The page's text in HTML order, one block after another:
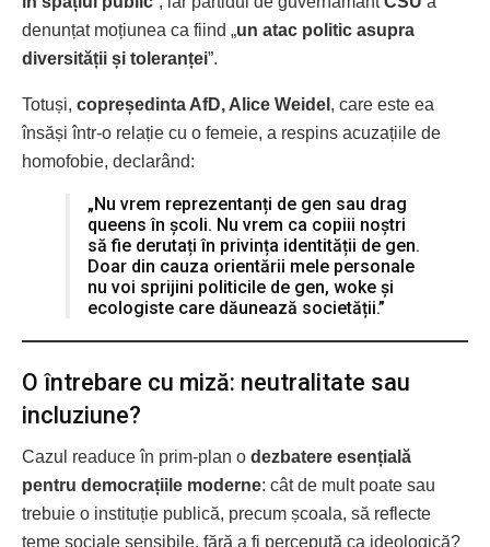
denunțat moțiunea ca fiind „un atac politic asupra
diversității și toleranței”.
Totuși, copreședinta AfD, Alice Weidel , care este ea
însăși într-o relație cu o femeie, a respins acuzațiile de
homofobie, declarând:
„Nu vrem reprezentanți de gen sau drag
queens în școli. Nu vrem ca copiii noștri
să fie derutați în privința identității de gen.
Doar din cauza orientării mele personale
nu voi sprijini politicile de gen, woke și
ecologiste care dăunează societății.”
O întrebare cu miză: neutralitate sau
incluziune?
Cazul readuce în prim-plan o dezbatere esențială
pentru democrațiile moderne: cât de mult poate sau
trebuie o instituție publică, precum școala, să reflecte
teme sociale sensibile, fără a fi percepută ca ideologică?